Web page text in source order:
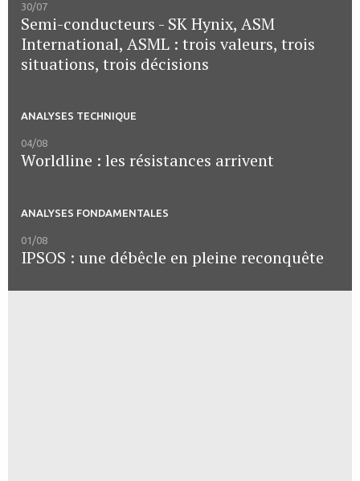
30/07
Semi-conducteurs - SK Hynix, ASM
International, ASML : trois valeurs, trois
situations, trois décisions
ANALYSES TECHNIQUE
04/08
Worldline : les résistances arrivent
ANALYSES FONDAMENTALES
01/08
IPSOS : une débêcle en pleine reconquête